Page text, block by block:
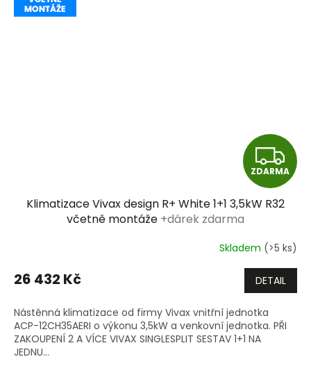
Z
D
A
R
M
A
ZDARMA
Klimatizace Vivax design R+ White 1+1 3,5kW R32
včetně montáže +dárek zdarma
Skladem (>5 ks)
26 432 Kč DETAIL
Nástěnná klimatizace od firmy Vivax vnitřní jednotka
ACP-12CH35AERI o výkonu 3,5kW a venkovní jednotka. PŘI
ZAKOUPENÍ 2 A VÍCE VIVAX SINGLESPLIT SESTAV 1+1 NA
JEDNU...